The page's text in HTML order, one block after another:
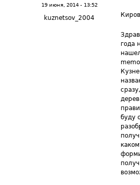
19 июня, 2014 - 13:52
kuznetsov_2004
года
буду